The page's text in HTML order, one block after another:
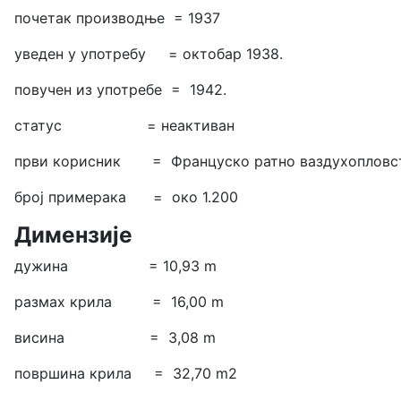
почетак производње = 1937
уведен у употребу = октобар 1938.
повучен из употребе = 1942.
статус = неактиван
први корисник = Француско ратно
број примерака = око 1.200
Димензије
дужина = 10,93 m
размах крила = 16,00 m
висина = 3,08 m
површина крила = 32,70 m2